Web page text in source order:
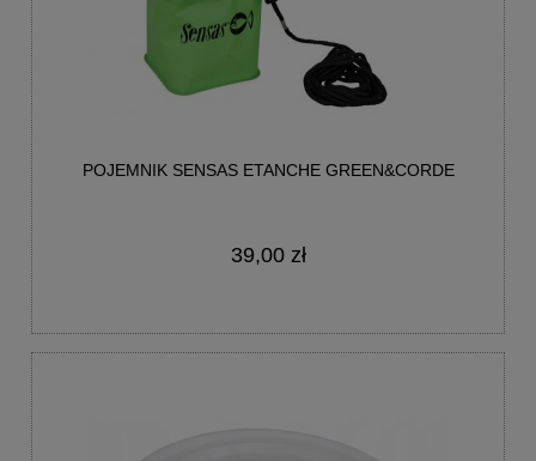
POJEMNIK SENSAS ETANCHE GREEN&CORDE
39,00 zł